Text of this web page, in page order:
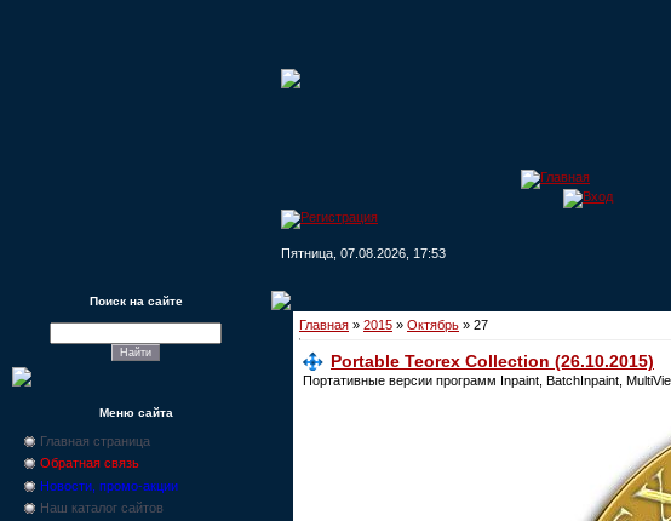
Пятница, 07.08.2026, 17:53
Поиск на сайте
Меню сайта
Главная страница
Обратная связь
Новости, промо-акции
Наш каталог сайтов
Главная » 2015 » Октябрь » 27
Portable Teorex Collection (26.10.2015)
Портативные версии программ Inpaint, BatchInpaint,